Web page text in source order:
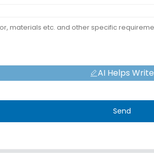
AI Helps Write
Send